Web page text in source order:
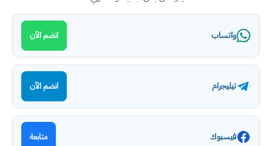
واتساب انضم الآن
تيليجرام انضم الآن
فيسبوك متابعة